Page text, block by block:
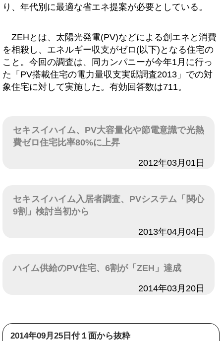
り、年代別に最適な省エネ提案が必要としている。
ZEHとは、太陽光発電(PV)などによる創エネと消費
を相殺し、エネルギー収支がゼロ(以下)となる住宅の
こと。今回の調査は、同カンパニーが今年1月に行っ
た「PV搭載住宅の電力量収支実邸調査2013」での対
象住宅に対して実施した。有効回答数は711。
セキスイハイム、PV大容量化や節電意識で光熱
費ゼロ住宅比率80%に上昇
2012年03月01日
セキスイハイム入居者調査、PVシステム「関心
9割」検討当初から
2013年04月04日
ハイム供給のPV住宅、6割が「ZEH」達成
2014年03月20日
2014年09月25日付１面から抜粋